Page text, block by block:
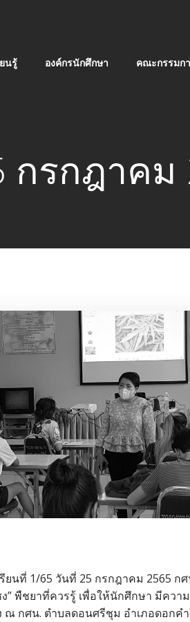
นรู้ องค์กรนักศึกษา คณะกรรมก
กรกฎาคม
นที่ 1/65 วันที่ 25 กรกฎาคม 2565
” พืชยาที่ควรรู้ เพื่อให้นักศึกษา มีค
ศน. ตำบลดอนศรีชุม อำเภอดอกคำ